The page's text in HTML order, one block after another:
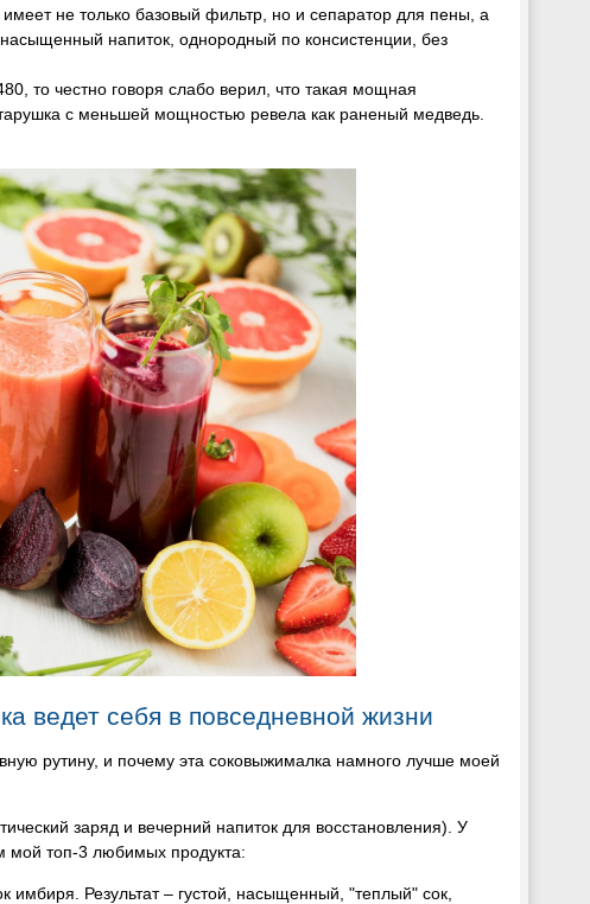
не только базовый фильтр, но и сепаратор для пены, а
напиток, однородный по консистенции, без
то честно говоря слабо верил, что такая мощная
с меньшей мощностью ревела как раненый медведь.
ведет себя в повседневной жизни
рутину, и почему эта соковыжималка намного лучше моей
заряд и вечерний напиток для восстановления). У
мой топ-3 любимых продукта:
имбиря. Результат – густой, насыщенный, "теплый" сок,